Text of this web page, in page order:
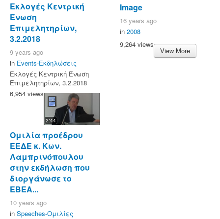
Εκλογές Κεντρική
Ένωση
Επιμελητηρίων,
3.2.2018
9 years ago
in Events-Εκδηλώσεις
Εκλογές Κεντρική Ένωση
Επιμελητηρίων, 3.2.2018
6,954 views
2:44
Ομιλία προέδρου
ΕΕΔΕ κ. Κων.
Λαμπρινόπουλου
στην εκδήλωση που
διοργάνωσε το
ΕΒΕΑ...
10 years ago
in Speeches-Ομιλίες
Image
16 years ago
in 2008
9,264 views
View More